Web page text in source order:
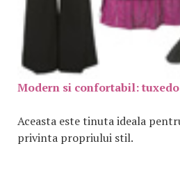
Modern si confortabil: tuxedo
Aceasta este tinuta ideala
privinta propriului stil.